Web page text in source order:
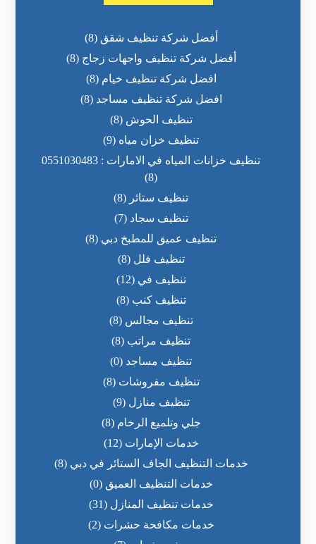
أفضل شركة تنظيف شقق (8)
أفضل شركة تنظيف واجهات زجاج (8)
افضل شركة تنظيف خيام (8)
افضل شركة تنظيف مساجد (8)
تنظيف الحوش (8)
تنظيف خزان مياه (9)
تنظيف خزانات المياه في الامارات : 0551030483
(8)
تنظيف ستائر (8)
تنظيف سجاد (7)
تنظيف عميق للمطبخ دبي (8)
تنظيف فلل (8)
تنظيف في (12)
تنظيف كنب (8)
تنظيف مجالس (8)
تنظيف مراتب (8)
تنظيف مساجد (0)
تنظيف مفروشات (8)
تنظيف منازل (9)
جلي وتلميع الرخام (8)
خدمات الإمارات (12)
خدمات التنظيف الجاف الستائر في دبي (8)
خدمات التنظيف العميق (0)
خدمات تنظيف المنازل (31)
خدمات مكافحة حشرات (2)